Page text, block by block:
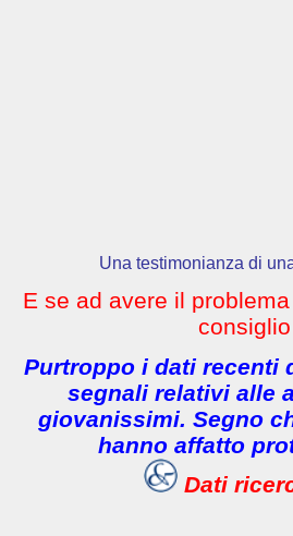
Una testimonianza di
E se ad avere il
Purtroppo i dati recenti
segnali relativi alle
giovanissimi. Segno
hanno affatto
Dati